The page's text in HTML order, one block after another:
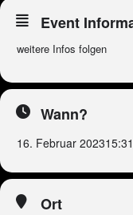
Event
weitere Infos folgen
Wann?
16. Februar 202315:31
Ort